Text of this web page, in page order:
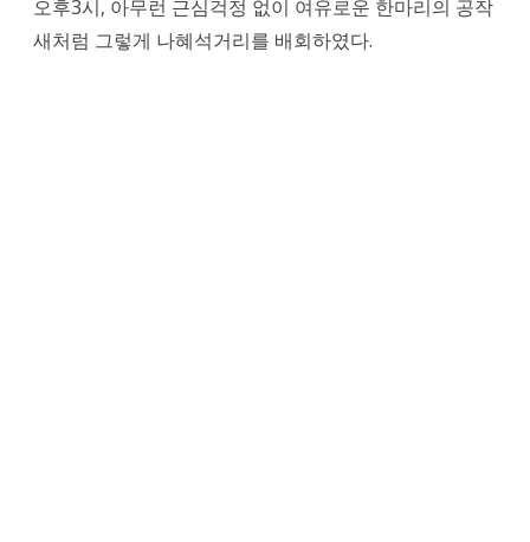
오후3시, 아무런 근심걱정 없이 여유로운 한마리의 공작
새처럼 그렇게 나혜석거리를 배회하였다.